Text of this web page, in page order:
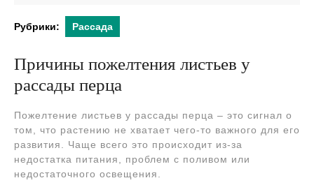
Рубрики: Рассада
Причины пожелтения листьев у
рассады перца
Пожелтение листьев у рассады перца – это сигнал о
том, что растению не хватает чего-то важного для его
развития. Чаще всего это происходит из-за
недостатка питания, проблем с поливом или
недостаточного освещения.